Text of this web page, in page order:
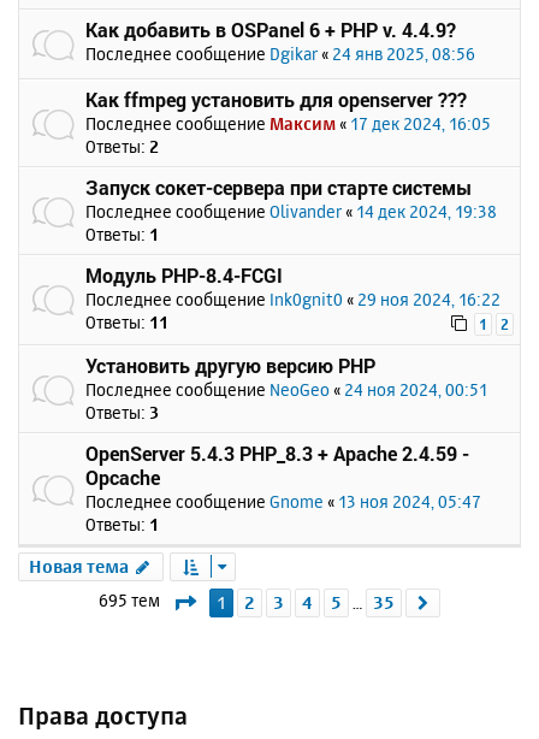
Как добавить в OSPanel 6 + PHP v. 4.4.9?
Последнее сообщение Dgikar « 24 янв 2025, 08:56
Как ffmpeg установить для openserver ???
Последнее сообщение Максим « 17 дек 2024, 16:05
Ответы: 2
Запуск сокет-сервера при старте системы
Последнее сообщение Olivander « 14 дек 2024, 19:38
Ответы: 1
Модуль PHP-8.4-FCGI
Последнее сообщение Ink0gnit0 « 29 ноя 2024, 16:22
Ответы: 11 1 2
Установить другую версию PHP
Последнее сообщение NeoGeo « 24 ноя 2024, 00:51
Ответы: 3
OpenServer 5.4.3 PHP_8.3 + Apache 2.4.59 -
Opcache
Последнее сообщение Gnome « 13 ноя 2024, 05:47
Ответы: 1
Новая тема
695 тем Страница1 из 35
1 2 3 4 5 35
Права доступа